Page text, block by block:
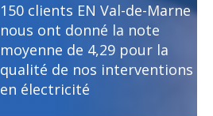
150 clients EN Val-de-Marne
nous ont donné la note
moyenne de 4,29 pour la
qualité de nos interventions
en électricité